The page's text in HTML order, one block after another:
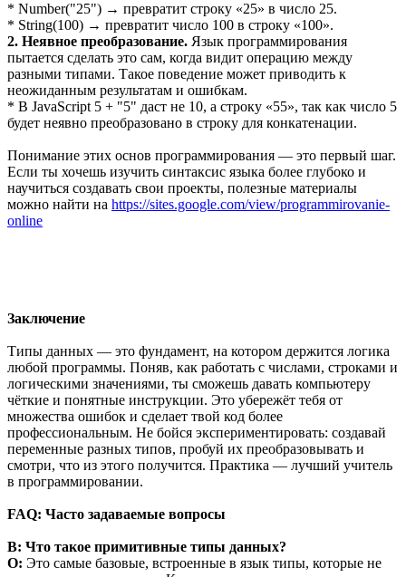
* Number("25") → превратит строку «25» в число 25.
* String(100) → превратит число 100 в строку «100».
2. Неявное преобразование. Язык программирования
пытается сделать это сам, когда видит операцию между
разными типами. Такое поведение может приводить к
неожиданным результатам и ошибкам.
* В JavaScript 5 + "5" даст не 10, а строку «55», так как число 5
будет неявно преобразовано в строку для конкатенации.
Понимание этих основ программирования — это первый шаг.
Если ты хочешь изучить синтаксис языка более глубоко и
научиться создавать свои проекты, полезные материалы
можно найти на https://sites.google.com/view/programmirovanie-
online
Заключение
Типы данных — это фундамент, на котором держится логика
любой программы. Поняв, как работать с числами, строками и
логическими значениями, ты сможешь давать компьютеру
чёткие и понятные инструкции. Это убережёт тебя от
множества ошибок и сделает твой код более
профессиональным. Не бойся экспериментировать: создавай
переменные разных типов, пробуй их преобразовывать и
смотри, что из этого получится. Практика — лучший учитель
в программировании.
FAQ: Часто задаваемые вопросы
В: Что такое примитивные типы данных?
О: Это самые базовые, встроенные в язык типы, которые не